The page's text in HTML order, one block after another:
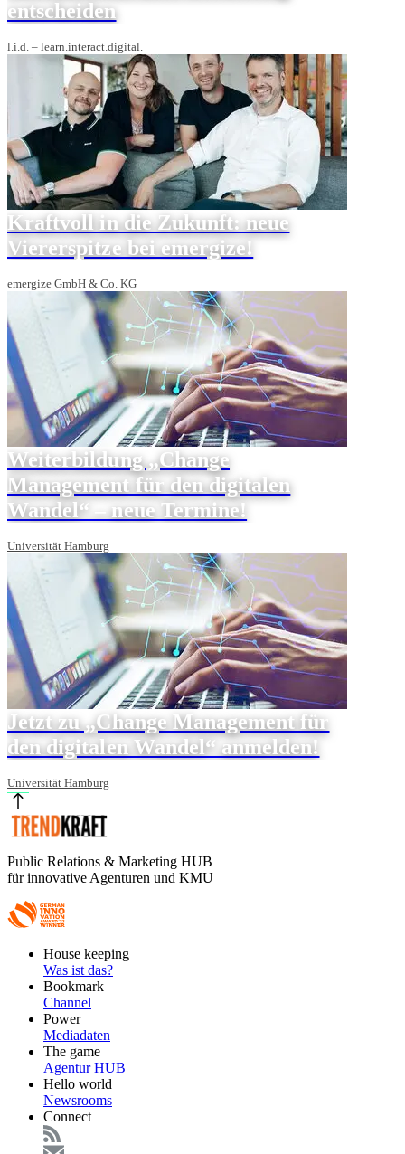
entscheiden
l.i.d. – learn.interact.digital.
Kraftvoll in die Zukunft: neue
Viererspitze bei emergize!
emergize GmbH & Co. KG
Weiterbildung „Change
Management für den digitalen
Wandel“ – neue Termine!
Universität Hamburg
Jetzt zu „Change Management für
den digitalen Wandel“ anmelden!
Universität Hamburg
Public Relations & Marketing HUB
für innovative Agenturen und KMU
FooterHouse keeping
Was ist das?
Bookmark
Channel
Power
Mediadaten
The game
Agentur HUB
Hello world
Newsrooms
Connect